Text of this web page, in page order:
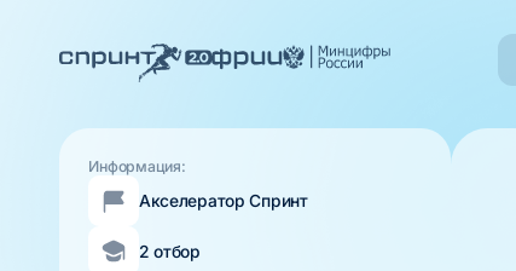
Информация:
Акселератор Спринт
2 отбор